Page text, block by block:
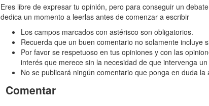
de
los
dioses,
La
(edición
especial
cantos
Eres libre de expresar tu opinión, pero para conseguir un
dedica un momento a leerlas antes de comenzar a escribir
Los campos marcados con astérisco son obligatorios.
Recuerda que un buen comentario no solamente incluye
Por favor se respetuoso en tus opiniones y con las
interés que merece sin la necesidad de que intervenga
No se publicará ningún comentario que ponga en duda
Comentar